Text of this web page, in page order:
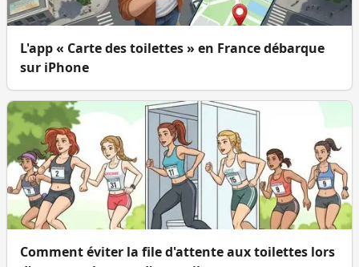
L'app « Carte des toilettes » en France débarque
sur iPhone
Comment éviter la file d'attente aux toilettes lors